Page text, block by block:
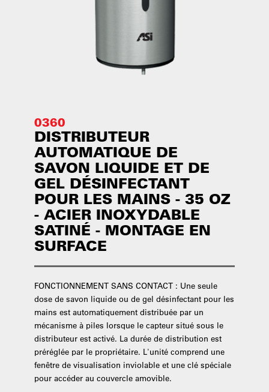
0360
DISTRIBUTEUR
AUTOMATIQUE DE
SAVON LIQUIDE ET DE
GEL DÉSINFECTANT
POUR LES MAINS - 35 OZ
- ACIER INOXYDABLE
SATINÉ - MONTAGE EN
SURFACE
FONCTIONNEMENT SANS CONTACT : Une seule
dose de savon liquide ou de gel désinfectant pour les
mains est automatiquement distribuée par un
mécanisme à piles lorsque le capteur situé sous le
distributeur est activé. La durée de distribution est
préréglée par le propriétaire. L'unité comprend une
fenêtre de visualisation inviolable et une clé spéciale
pour accéder au couvercle amovible.